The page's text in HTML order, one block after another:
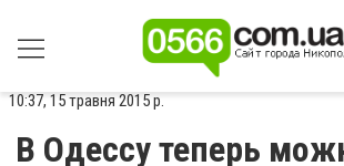
10:37, 15 травня 2015 р.
В Одессу теперь